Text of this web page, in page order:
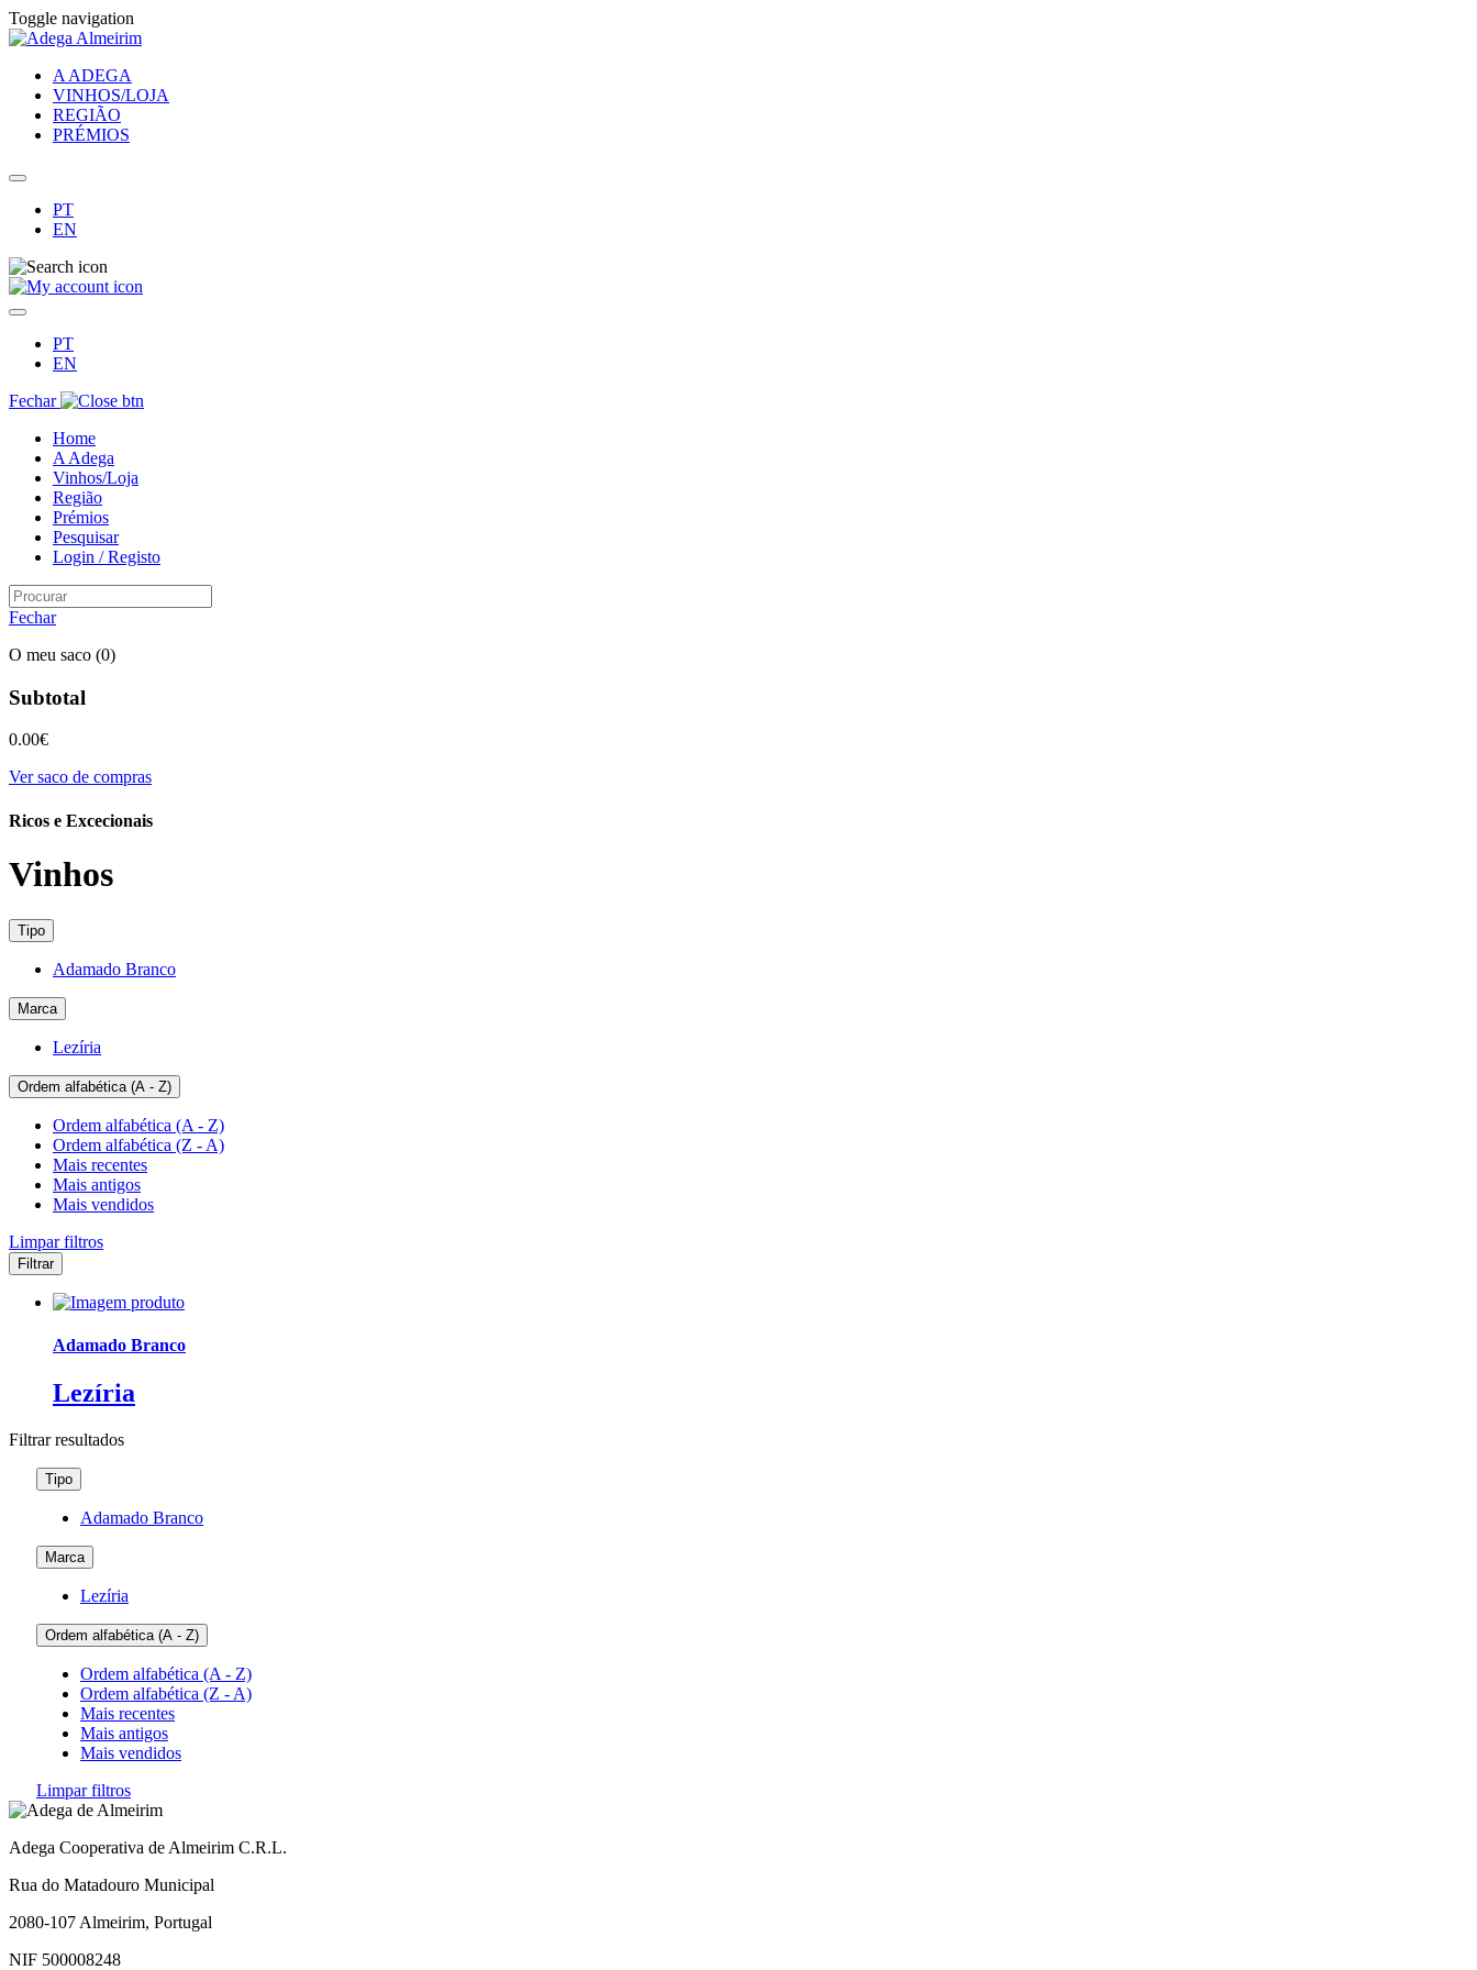
Toggle navigation
A ADEGA
VINHOS/LOJA
REGIÃO
PRÉMIOS
PT
EN
PT
EN
Fechar
Home
A Adega
Vinhos/Loja
Região
Prémios
Pesquisar
Login / Registo
Fechar
O meu saco (0)
Subtotal
0.00€
Ver saco de compras
Ricos e Excecionais
Vinhos
Tipo
Adamado Branco
Marca
Lezíria
Ordem alfabética (A - Z)
Ordem alfabética (A - Z)
Ordem alfabética (Z - A)
Mais recentes
Mais antigos
Mais vendidos
Limpar filtros
Filtrar
Adamado Branco
Lezíria
Filtrarresultados
Tipo
Adamado Branco
Marca
Lezíria
Ordem alfabética (A - Z)
Ordem alfabética (A - Z)
Ordem alfabética (Z - A)
Mais recentes
Mais antigos
Mais vendidos
Limpar filtros
Adega Cooperativa de Almeirim C.R.L.
Rua do Matadouro Municipal
2080-107 Almeirim, Portugal
NIF 500008248